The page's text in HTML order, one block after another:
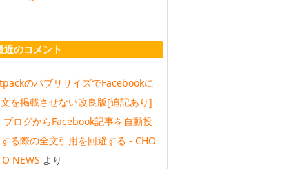
近のコメント
のパブリサイズでFacebookに
を掲載させない改良版[追記あり]
ブログからFacebook記事を自動投
る際の全文引用を回避する - CHO
NEWS より